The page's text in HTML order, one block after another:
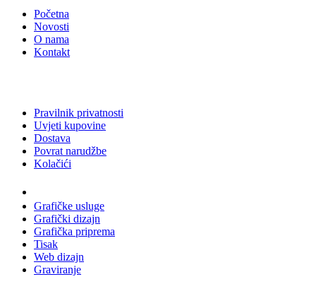
Početna
Novosti
O nama
Kontakt
Pravilnik privatnosti
Uvjeti kupovine
Dostava
Povrat narudžbe
Kolačići
Grafičke usluge
Grafički dizajn
Grafička priprema
Tisak
Web dizajn
Graviranje